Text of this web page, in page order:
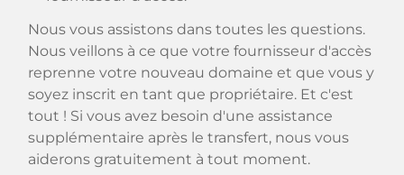
Nous vous assistons dans toutes les questions.
Nous veillons à ce que votre fournisseur d'accès
reprenne votre nouveau domaine et que vous y
soyez inscrit en tant que propriétaire. Et c'est
tout ! Si vous avez besoin d'une assistance
supplémentaire après le transfert, nous vous
aiderons gratuitement à tout moment.